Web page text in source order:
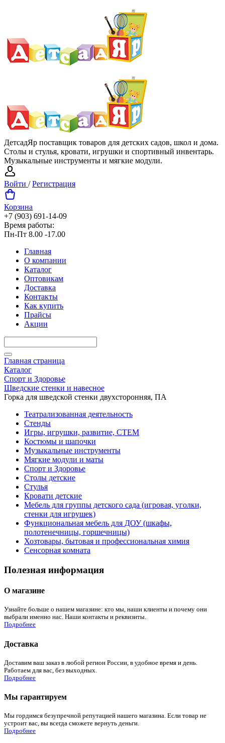
ДетсадЯр поставщик товаров для детских садов, школ и дома.
Столы и стулья, кровати, игрушки и спортивный инвентарь.
Музыкальные инструменты и мягкие модули.
Войти /Регистрация
Корзина
+7 (903) 691-14-09
Время работы:
Пн-Пт 8.00 -17.00
Главная
О компании
Каталог
Оптовикам
Доставка
Контакты
Как купить
Прайсы
Акции
Главная страница
Каталог
Спорт и Здоровье
Шведские стенки и навесное
Горка для шведской стенки двухсторонняя, ПА
Театрализованная деятельность
Стенды
Игры, игрушки, развитие, СТЕМ
Костюмы и шапочки
Музыкальные инструменты
Мягкие модули и маты
Спорт и Здоровье
Столы детские
Стулья
Кровати детские
Мебель для группы детского сада (игровая, уголки,
стенки для игрушек)
Функциональная мебель для ДОУ (шкафы,
полотенечницы, горшечницы)
Хозтовары, бытовая и профессиональная химия
Сенсорная комната
Полезная информация
О магазине
Узнайте больше о нашем магазине: кто мы, наши клиенты и почему они
выбрали именно нас. Наши контакты и реквизиты.
Подробнее
Доставка
Доставим ваш заказ в любой регион России, в удобное время и день.
Работаем для вас, без выходных.
Подробнее
Мы гарантируем
Мы гордимся безупречной репутацией нашего магазина. Если товар не
устроит вас, вы всегда сможете вернуть деньги.
Подробнее